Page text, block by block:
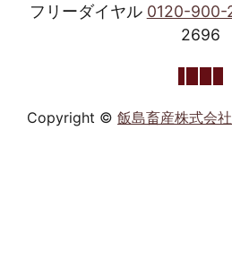
フリーダイヤル 0120-900-
2696
Copyright © 飯島畜産株式会社